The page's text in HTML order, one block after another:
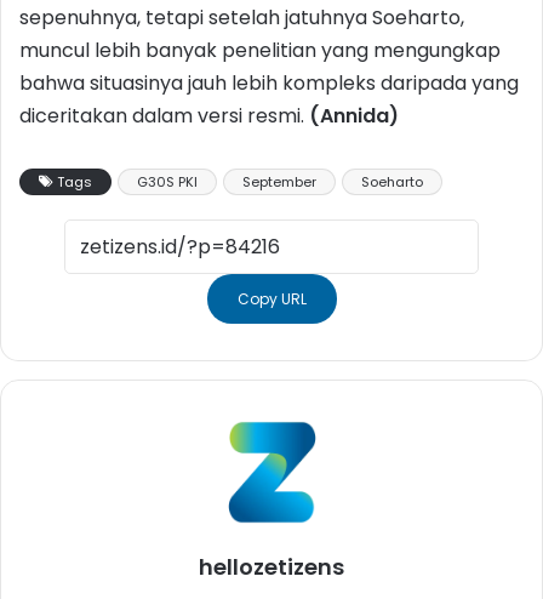
sepenuhnya, tetapi setelah jatuhnya Soeharto,
muncul lebih banyak penelitian yang mengungkap
bahwa situasinya jauh lebih kompleks daripada yang
diceritakan dalam versi resmi. (Annida)
Tags G30S PKI September Soeharto
Copy URL
hellozetizens